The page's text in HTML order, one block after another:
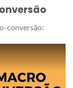
conversão: